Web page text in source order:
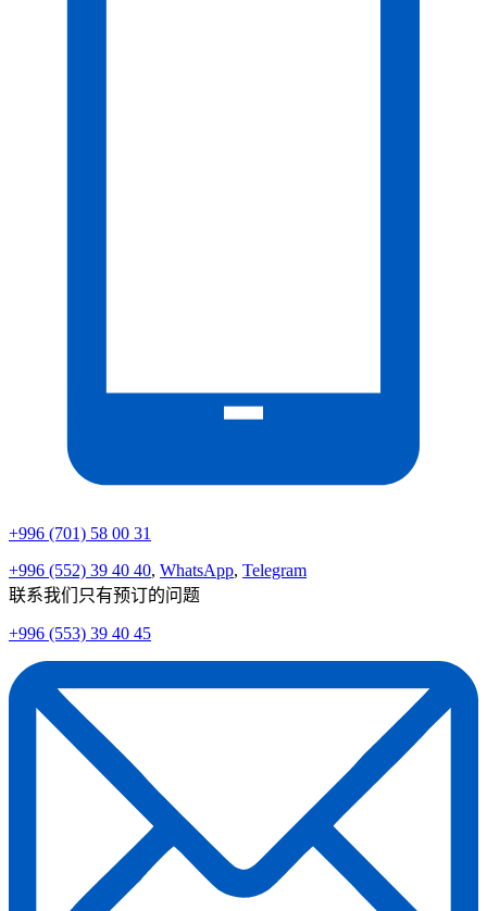
+996 (701) 58 00 31
+996 (552) 39 40 40, WhatsApp, Telegram
联系我们只有预订的问题
+996 (553) 39 40 45